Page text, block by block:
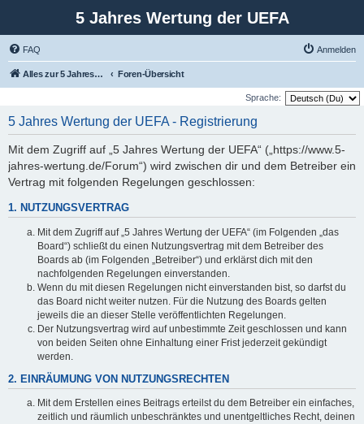
5 Jahres Wertung der UEFA
FAQ Anmelden
Alles zur 5 Jahreswertung / Tabelle der UEFA mit vielen Statistiken. Foren-Übersicht
Sprache:
5 Jahres Wertung der UEFA - Registrierung
Mit dem Zugriff auf „5 Jahres Wertung der UEFA“ („https://www.5-
jahres-wertung.de/Forum“) wird zwischen dir und dem Betreiber ein
Vertrag mit folgenden Regelungen geschlossen:
1. NUTZUNGSVERTRAG
Mit dem Zugriff auf „5 Jahres Wertung der UEFA“ (im Folgenden „das
Board“) schließt du einen Nutzungsvertrag mit dem Betreiber des
Boards ab (im Folgenden „Betreiber“) und erklärst dich mit den
nachfolgenden Regelungen einverstanden.
Wenn du mit diesen Regelungen nicht einverstanden bist, so darfst du
das Board nicht weiter nutzen. Für die Nutzung des Boards gelten
jeweils die an dieser Stelle veröffentlichten Regelungen.
Der Nutzungsvertrag wird auf unbestimmte Zeit geschlossen und kann
von beiden Seiten ohne Einhaltung einer Frist jederzeit gekündigt
werden.
2. EINRÄUMUNG VON NUTZUNGSRECHTEN
Mit dem Erstellen eines Beitrags erteilst du dem Betreiber ein einfaches,
zeitlich und räumlich unbeschränktes und unentgeltliches Recht, deinen